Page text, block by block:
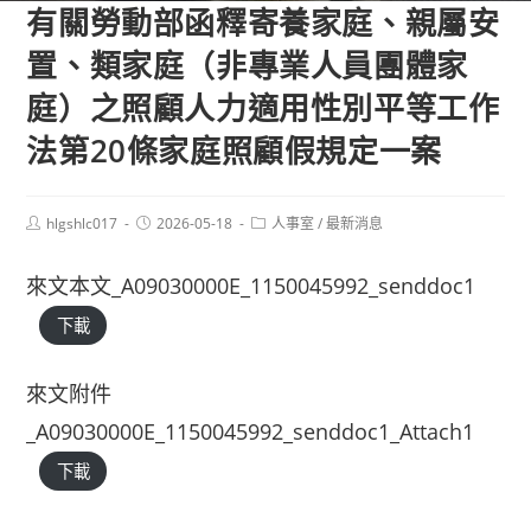
有關勞動部函釋寄養家庭、親屬安
置、類家庭（非專業人員團體家
庭）之照顧人力適用性別平等工作
法第20條家庭照顧假規定一案
Posthlgshlc017
Post2026-05-18
Post人事室 / 最新消息
來文本文_A09030000E_1150045992_senddoc1
下載
來文附件
_A09030000E_1150045992_senddoc1_Attach1
下載